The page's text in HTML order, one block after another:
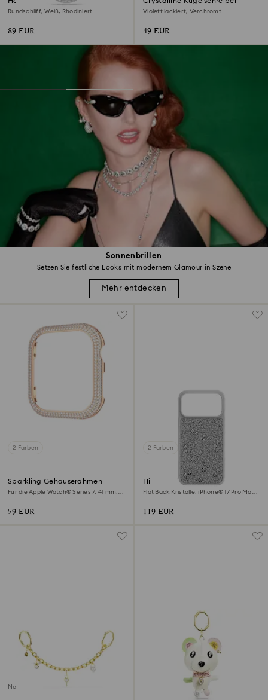
Sonnenbrillen
Setzen Sie festliche Looks mit modernem Glamour in Szene
Mehr entdecken
Rundschliff, Weiß, Rhodiniert
89 EUR
Violett lackiert, Verchromt
49 EUR
2 Farben
Sparkling Gehäuserahmen
Für die Apple Watch® Series 7, 41 mm,
59 EUR
2 Farben
High Smartphone Schutzhülle
Flat Back Kristalle, iPhone® 17 Pro Max,
119 EUR
Neu